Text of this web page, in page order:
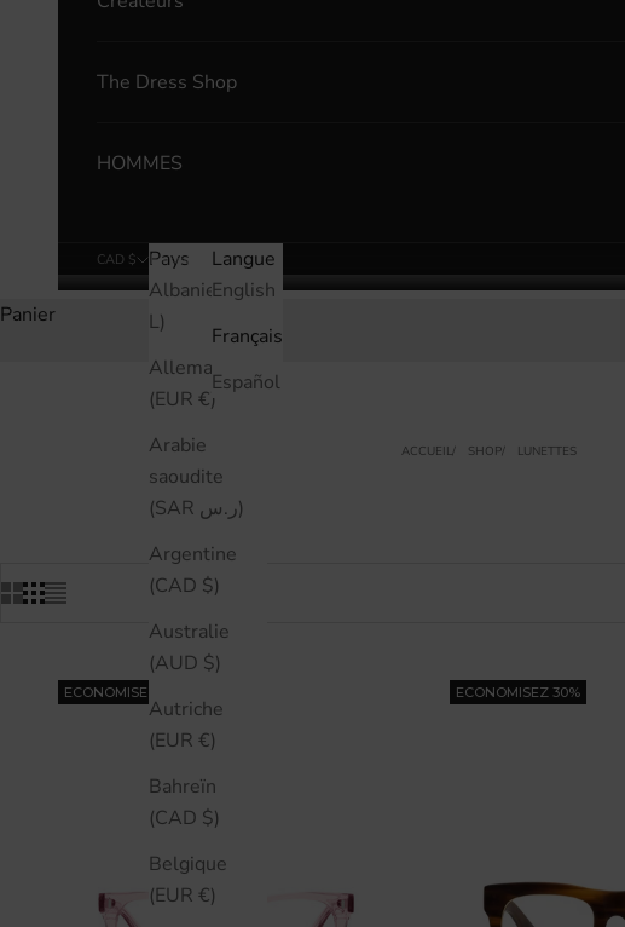
The Dress Shop
HOMMES
CAD $
Pays
Albanie (ALL
L)
Allemagne
(EUR €)
Arabie
saoudite
(SAR ر.س)
Argentine
(CAD $)
Australie
(AUD $)
Autriche
(EUR €)
Bahreïn
(CAD $)
Belgique
(EUR €)
Français
Langue
English
Français
Español
Panier
ACCUEIL SHOP LUNETTES
ECONOMISEZ 30% ECONOMISEZ 30%